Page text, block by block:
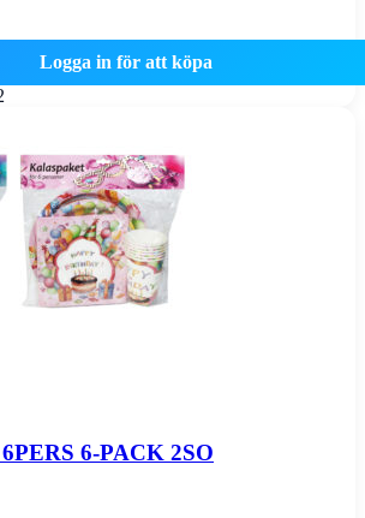
Logga in för att köpa
6-PACK 2SO